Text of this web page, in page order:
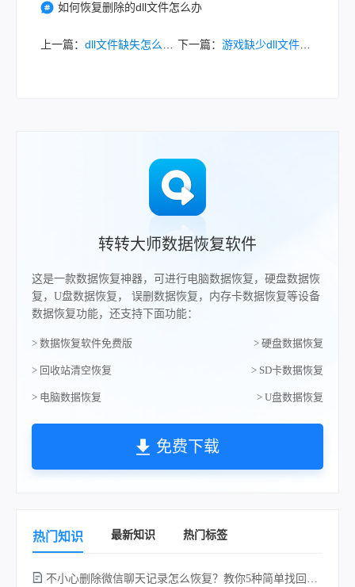
如何恢复删除的dll文件怎么办
上一篇： dll文件缺失怎么办？一篇涵盖常用解决方法的指南！ 下一篇： 游戏缺少dll文件解决办法：玩家必看的7种高效修复方案！
转转大师数据恢复软件
这是一款数据恢复神器，可进行电脑数据恢复，硬盘数据恢
复，U盘数据恢复， 误删数据恢复，内存卡数据恢复等设备
数据恢复功能，还支持下面功能：
> 数据恢复软件免费版 > 硬盘数据恢复
> 回收站清空恢复 > SD卡数据恢复
> 电脑数据恢复 > U盘数据恢复
免费下载
热门知识 最新知识 热门标签
不小心删除微信聊天记录怎么恢复？教你5种简单找回的方法！